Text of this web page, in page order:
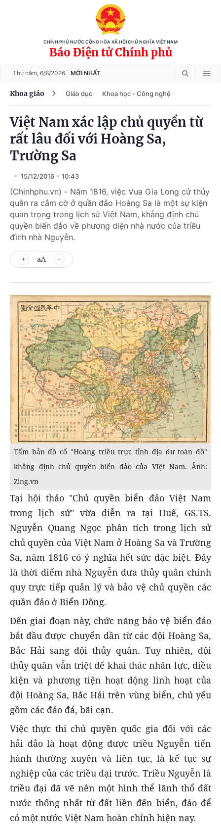
CHÍNH PHỦ NƯỚC CỘNG HÒA XÃ HỘI CHỦ NGHĨA VIỆT NAM
Báo Điện tử Chính phủ
Thứ năm, 6/8/2026 MỚI NHẤT
Khoa giáo Giáo dục Khoa học - Công nghệ
Việt Nam xác lập chủ quyền từ
rất lâu đối với Hoàng Sa,
Trường Sa
15/12/2016 10:43
(Chinhphu.vn) - Năm 1816, việc Vua Gia Long cử thủy
quân ra cắm cờ ở quần đảo Hoàng Sa là một sự kiện
quan trọng trong lịch sử Việt Nam, khẳng định chủ
quyền biển đảo về phương diện nhà nước của triều
đình nhà Nguyễn.
aA
Tấm bản đồ cổ "Hoàng triều trực tỉnh địa dư toàn đồ"
khẳng định chủ quyền biển đảo của VIệt Nam. Ảnh:
Zing.vn
Tại hội thảo "Chủ quyền biển đảo Việt Nam
trong lịch sử" vừa diễn ra tại Huế, GS.TS.
Nguyễn Quang Ngọc phân tích trong lịch sử
chủ quyền của Việt Nam ở Hoàng Sa và Trường
Sa, năm 1816 có ý nghĩa hết sức đặc biệt. Đây
là thời điểm nhà Nguyễn đưa thủy quân chính
quy trực tiếp quản lý và bảo vệ chủ quyền các
quần đảo ở Biển Đông.
Đến giai đoạn này, chức năng bảo vệ biển đảo
bắt đầu được chuyển dần từ các đội Hoàng Sa,
Bắc Hải sang đội thủy quân. Tuy nhiên, đội
thủy quân vẫn triệt để khai thác nhân lực, điều
kiện và phương tiện hoạt động linh hoạt của
đội Hoàng Sa, Bắc Hải trên vùng biển, chủ yếu
gồm các đảo đá, bãi cạn.
Việc thực thi chủ quyền quốc gia đối với các
hải đảo là hoạt động được triều Nguyễn tiến
hành thường xuyên và liên tục, là kế tục sự
nghiệp của các triều đại trước. Triều Nguyễn là
triều đại đã vẽ nên một hình thể lãnh thổ đất
nước thống nhất từ đất liền đến biển, đảo để
có một nước Việt Nam hoàn chỉnh hiện nay.